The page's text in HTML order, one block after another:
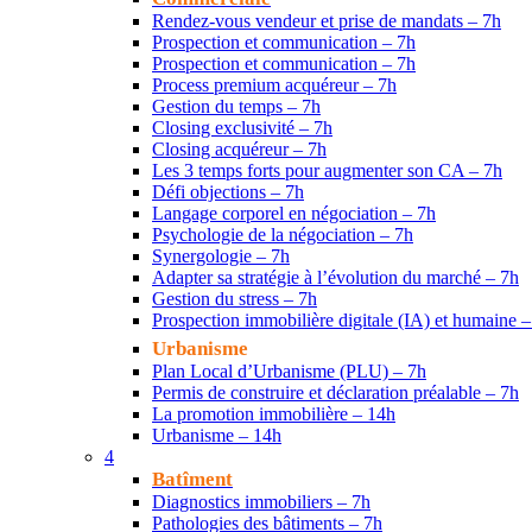
Rendez-vous vendeur et prise de mandats – 7h
Prospection et communication – 7h
Prospection et communication – 7h
Process premium acquéreur – 7h
Gestion du temps – 7h
Closing exclusivité – 7h
Closing acquéreur – 7h
Les 3 temps forts pour augmenter son CA – 7h
Défi objections – 7h
Langage corporel en négociation – 7h
Psychologie de la négociation – 7h
Synergologie – 7h
Adapter sa stratégie à l’évolution du marché – 7h
Gestion du stress – 7h
Prospection immobilière digitale (IA) et humaine
Urbanisme
Plan Local d’Urbanisme (PLU) – 7h
Permis de construire et déclaration préalable – 7h
La promotion immobilière – 14h
Urbanisme – 14h
4
Batîment
Diagnostics immobiliers – 7h
Pathologies des bâtiments – 7h